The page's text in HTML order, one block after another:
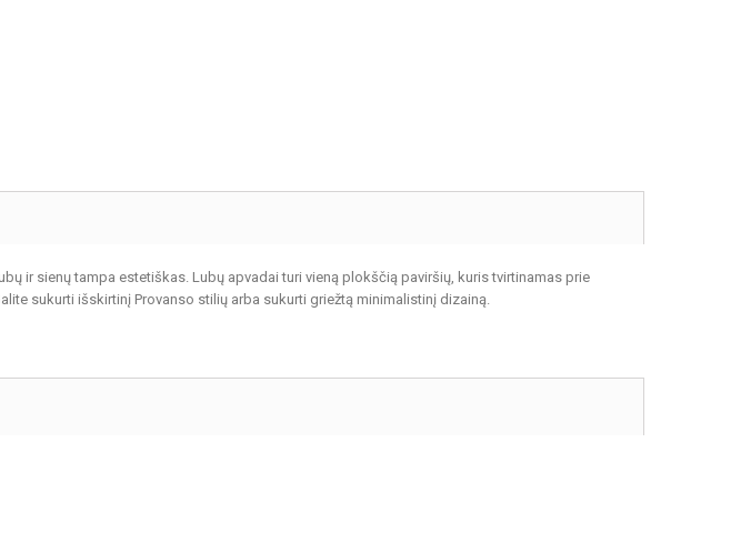
ir sienų tampa estetiškas. Lubų apvadai turi vieną plokščią paviršių, kuris tvirtinamas prie
sukurti išskirtinį Provanso stilių arba sukurti griežtą minimalistinį dizainą.